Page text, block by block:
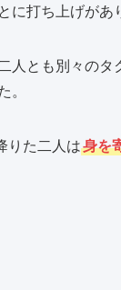
に打ち上げがあ
人とも別々の
。
りた二人は身を